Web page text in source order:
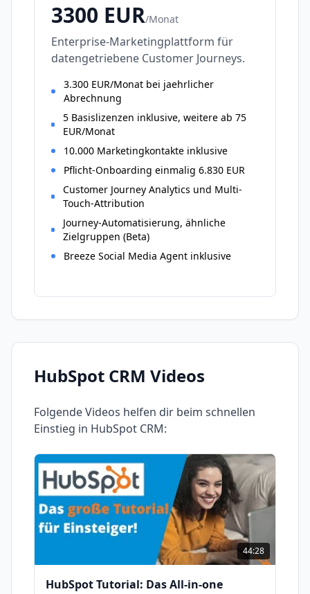
3300 EUR/Monat
Enterprise-Marketingplattform für
datengetriebene Customer Journeys.
3.300 EUR/Monat bei jaehrlicher
Abrechnung
5 Basislizenzen inklusive, weitere ab 75
EUR/Monat
10.000 Marketingkontakte inklusive
Pflicht-Onboarding einmalig 6.830 EUR
Customer Journey Analytics und Multi-
Touch-Attribution
Journey-Automatisierung, ähnliche
Zielgruppen (Beta)
Breeze Social Media Agent inklusive
HubSpot CRM Videos
Folgende Videos helfen dir beim schnellen
Einstieg in HubSpot CRM:
44:28
HubSpot Tutorial: Das All-in-one